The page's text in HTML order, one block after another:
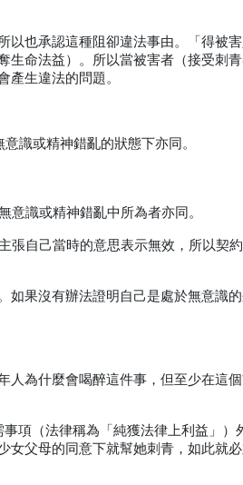
以也承認這種阻卻違法事由。「得被
生命法益）。所以當被害者（接受刺
產生違法的問題。
識或精神錯亂的狀態下亦同。
識或精神錯亂中所為者亦同。
張自己當時的意思表示無效，所以契
果沒有辦法證明自己是處於無意識
人為什麼會喝醉這件事，但至少在這
項（法律稱為「純獲法律上利益」）
女父母的同意下就幫她刺青，如此就